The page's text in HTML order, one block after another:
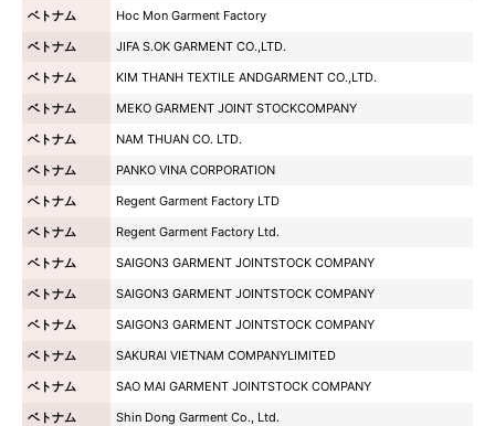
ベトナム
Hoc Mon Garment Factory
ベトナム
JIFA S.OK GARMENT CO.,LTD.
ベトナム
KIM THANH TEXTILE ANDGARMENT CO.,LTD.
ベトナム
MEKO GARMENT JOINT STOCKCOMPANY
ベトナム
NAM THUAN CO. LTD.
ベトナム
PANKO VINA CORPORATION
ベトナム
Regent Garment Factory LTD
ベトナム
Regent Garment Factory Ltd.
ベトナム
SAIGON3 GARMENT JOINTSTOCK COMPANY
ベトナム
SAIGON3 GARMENT JOINTSTOCK COMPANY
ベトナム
SAIGON3 GARMENT JOINTSTOCK COMPANY
ベトナム
SAKURAI VIETNAM COMPANYLIMITED
ベトナム
SAO MAI GARMENT JOINTSTOCK COMPANY
ベトナム
Shin Dong Garment Co., Ltd.